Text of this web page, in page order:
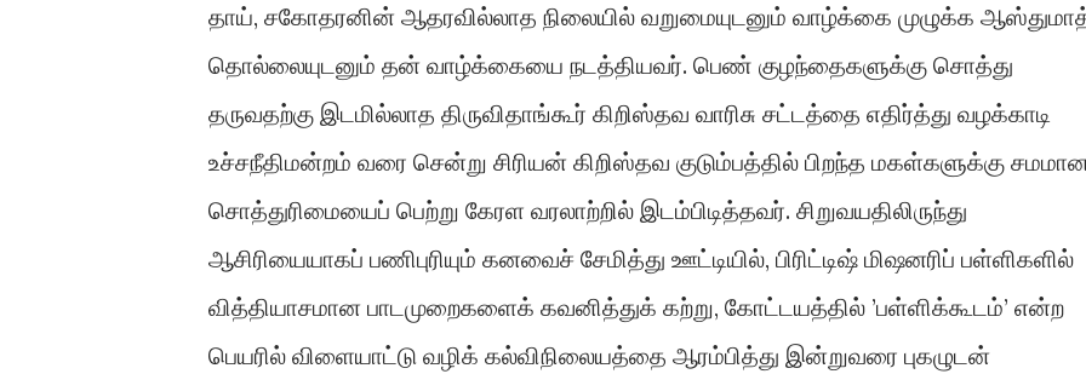
தாய், சகோதரனின் ஆதரவில்லாத நிலையில் வறுமையுடனும் வாழ்க்கை முழுக்க
தொல்லையுடனும் தன் வாழ்க்கையை நடத்தியவர். பெண் குழந்தைகளுக்கு சொத்து
தருவதற்கு இடமில்லாத திருவிதாங்கூர் கிறிஸ்தவ வாரிசு சட்டத்தை எதிர்த்து வழக்காடி
உச்சநீதிமன்றம் வரை சென்று சிரியன் கிறிஸ்தவ குடும்பத்தில் பிறந்த மகள்களுக்கு
சொத்துரிமையைப் பெற்று கேரள வரலாற்றில் இடம்பிடித்தவர். சிறுவயதிலிருந்து
ஆசிரியையாகப் பணிபுரியும் கனவைச் சேமித்து ஊட்டியில், பிரிட்டிஷ் மிஷனரிப் பள்ளிகளில்
வித்தியாசமான பாடமுறைகளைக் கவனித்துக் கற்று, கோட்டயத்தில் ’பள்ளிக்கூடம்’ என்ற
பெயரில் விளையாட்டு வழிக் கல்விநிலையத்தை ஆரம்பித்து இன்றுவரை புகழுடன்